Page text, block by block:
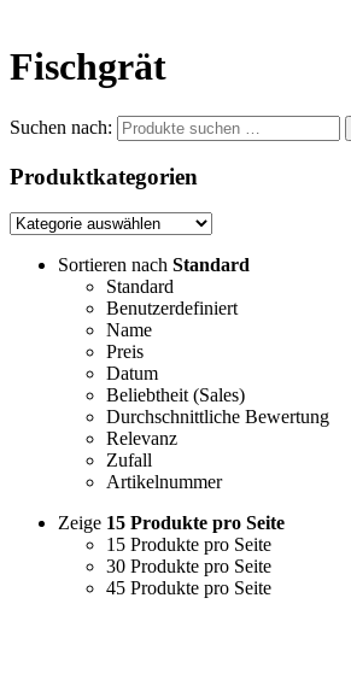
Fischgrät
Sortieren nach Standard
Standard
Benutzerdefiniert
Name
Preis
Datum
Beliebtheit (Sales)
Durchschnittliche Bewertung
Relevanz
Zufall
Artikelnummer
Zeige 15 Produkte pro Seite
15 Produkte pro Seite
30 Produkte pro Seite
45 Produkte pro Seite
Suchen nach:
Produktkategorien